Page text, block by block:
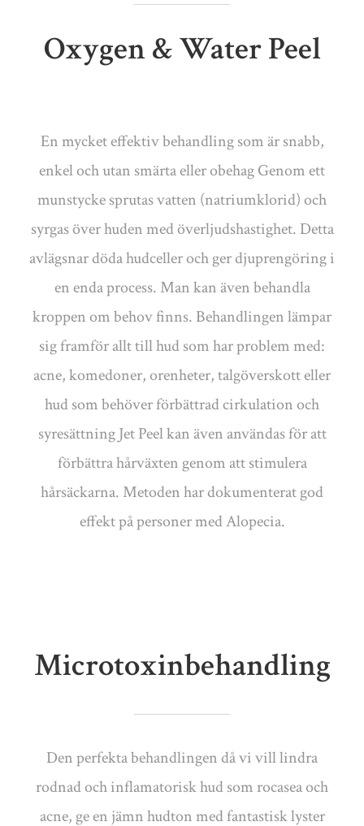
Oxygen & Water Peel
En mycket effektiv behandling som är snabb,
enkel och utan smärta eller obehag Genom ett
munstycke sprutas vatten (natriumklorid) och
syrgas över huden med överljudshastighet. Detta
avlägsnar döda hudceller och ger djuprengöring i
en enda process. Man kan även behandla
kroppen om behov finns. Behandlingen lämpar
sig framför allt till hud som har problem med:
acne, komedoner, orenheter, talgöverskott eller
hud som behöver förbättrad cirkulation och
syresättning Jet Peel kan även användas för att
förbättra hårväxten genom att stimulera
hårsäckarna. Metoden har dokumenterat god
effekt på personer med Alopecia.
Microtoxinbehandling
Den perfekta behandlingen då vi vill lindra
rodnad och inflamatorisk hud som rocasea och
acne, ge en jämn hudton med fantastisk lyster